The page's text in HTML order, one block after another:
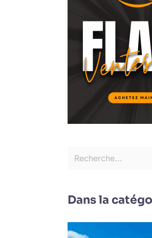
Dans la